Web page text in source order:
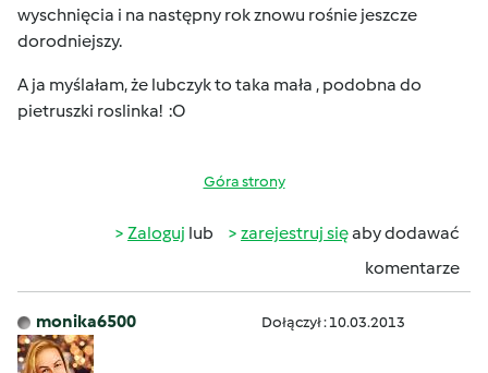
wyschnięcia i na następny rok znowu rośnie jeszcze
dorodniejszy.
A ja myślałam, że lubczyk to taka mała , podobna do
pietruszki roslinka! :O
Góra strony
Zaloguj lub zarejestruj sięaby dodawać
komentarze
monika6500 Dołączył : 10.03.2013